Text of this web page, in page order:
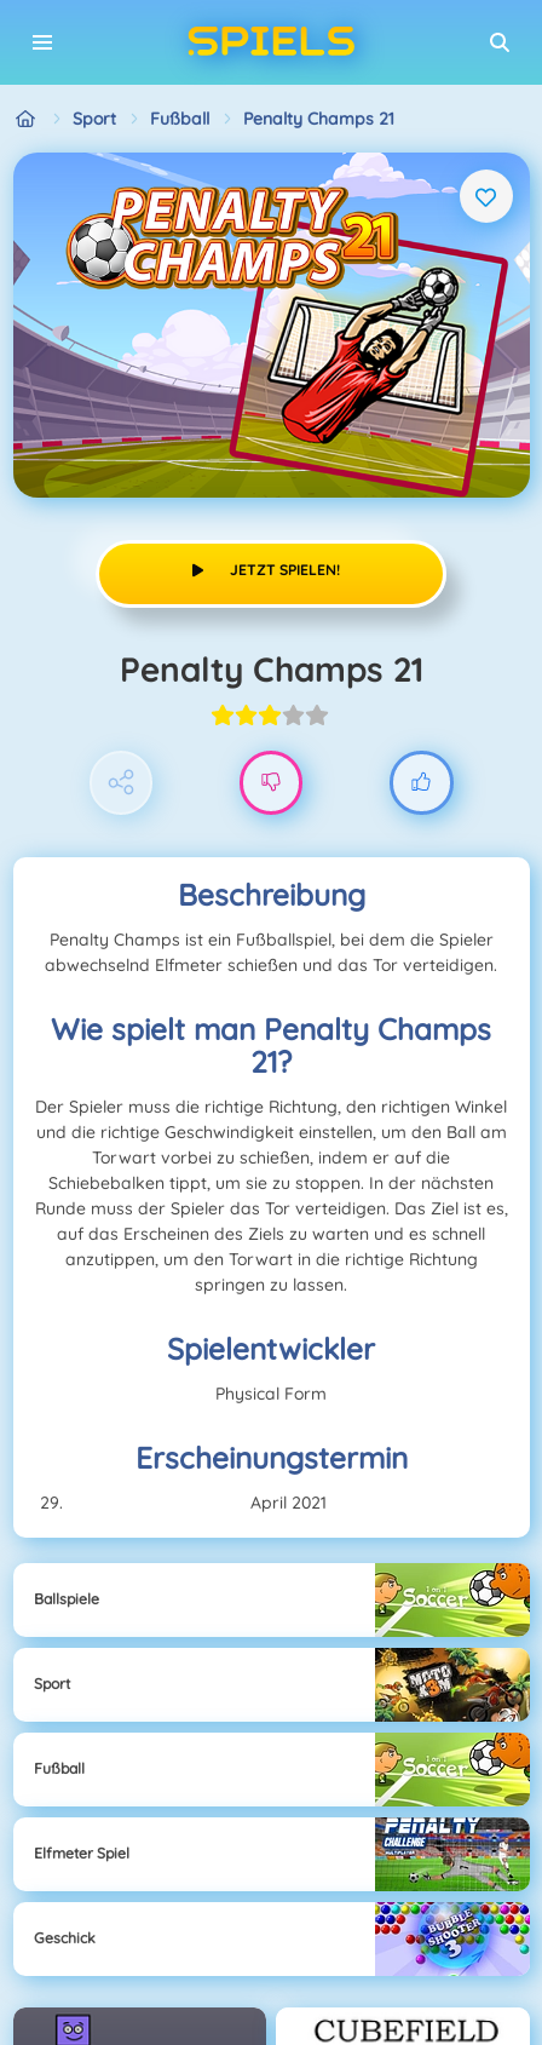
Sport Fußball Penalty Champs 21
JETZT SPIELEN!
Penalty Champs 21
Beschreibung
Penalty Champs ist ein Fußballspiel, bei dem die Spieler
abwechselnd Elfmeter schießen und das Tor verteidigen.
Wie spielt man Penalty Champs
21?
Der Spieler muss die richtige Richtung, den richtigen Winkel
und die richtige Geschwindigkeit einstellen, um den Ball am
Torwart vorbei zu schießen, indem er auf die
Schiebebalken tippt, um sie zu stoppen. In der nächsten
Runde muss der Spieler das Tor verteidigen. Das Ziel ist es,
auf das Erscheinen des Ziels zu warten und es schnell
anzutippen, um den Torwart in die richtige Richtung
springen zu lassen.
Spielentwickler
Physical Form
Erscheinungstermin
April 2021
Ballspiele
Sport
Fußball
Elfmeter Spiel
Geschick